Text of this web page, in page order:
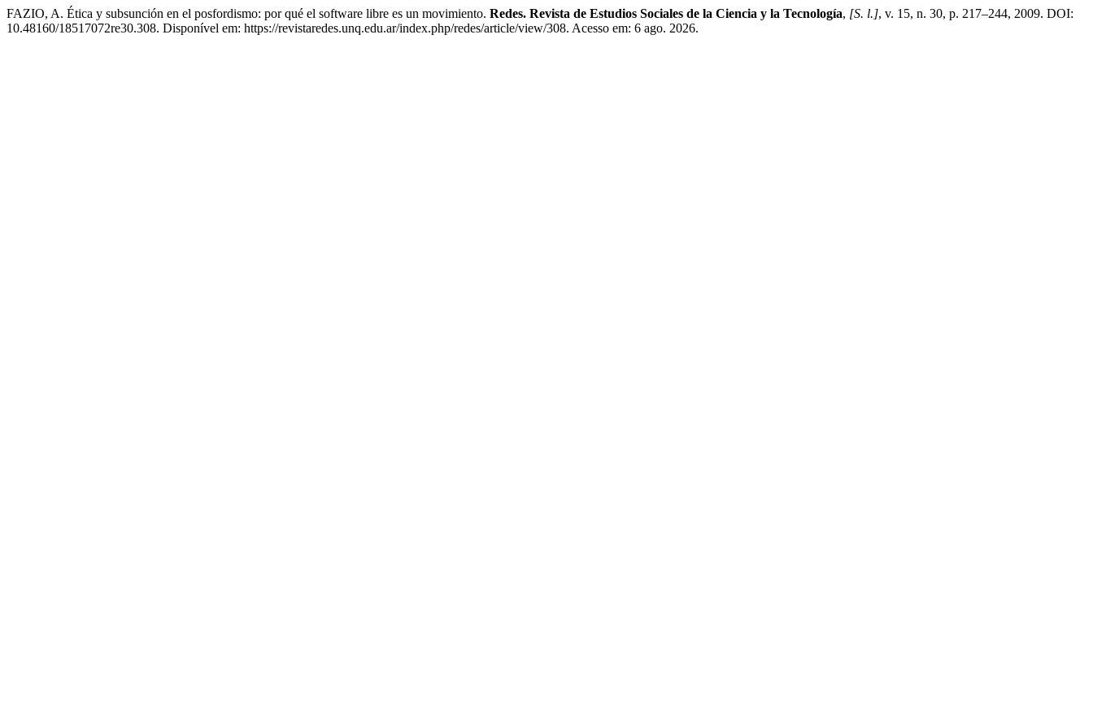
FAZIO, A. Ética y subsunción en el posfordismo: por qué el software libre es un movimiento. Redes. Revista de Estudios Sociales de la Ciencia y la Tecnología, [S. l.], v. 15, n. 30, p. 217–244, 2009. DOI:
10.48160/18517072re30.308. Disponível em: https://revistaredes.unq.edu.ar/index.php/redes/article/view/308. Acesso em: 6 ago. 2026.